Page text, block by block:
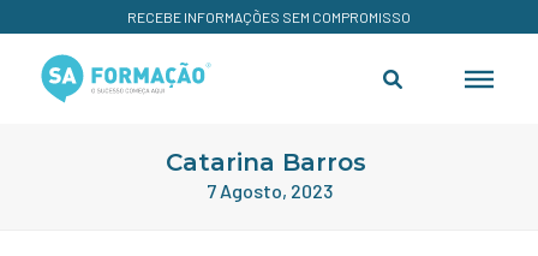
RECEBE INFORMAÇÕES SEM COMPROMISSO
Catarina Barros
7 Agosto, 2023